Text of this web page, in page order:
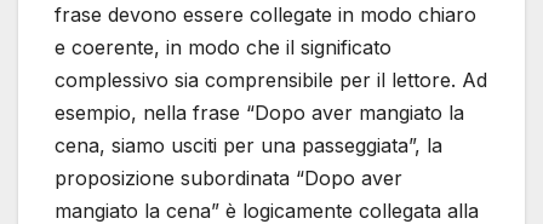
frase devono essere collegate in modo chiaro
e coerente, in modo che il significato
complessivo sia comprensibile per il lettore. Ad
esempio, nella frase “Dopo aver mangiato la
cena, siamo usciti per una passeggiata”, la
proposizione subordinata “Dopo aver
mangiato la cena” è logicamente collegata alla